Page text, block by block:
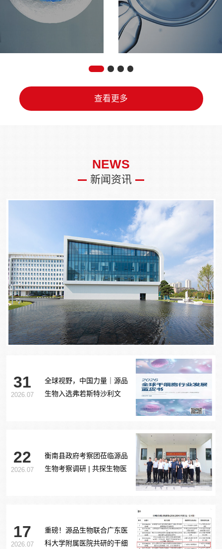
查看更多
NEWS
新闻资讯
31
2026.07
全球视野，中国力量｜源品
生物入选弗若斯特沙利文
22
2026.07
衡南县政府考察团莅临源品
生物考察调研 | 共探生物医
17
2026.07
重磅！源品生物联合广东医
科大学附属医院共研的干细